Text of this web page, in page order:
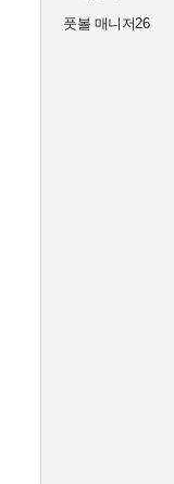
풋볼 매니저26